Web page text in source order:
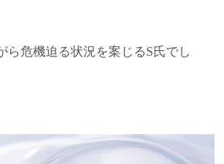
ら危機迫る状況を案じるS氏でし